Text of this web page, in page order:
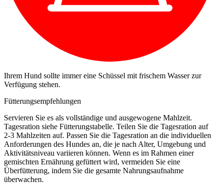
Ihrem Hund sollte immer eine Schüssel mit frischem Wasser zur
Verfügung stehen.
Fütterungsempfehlungen
Servieren Sie es als vollständige und ausgewogene Mahlzeit.
Tagesration siehe Fütterungstabelle. Teilen Sie die Tagesration auf
2-3 Mahlzeiten auf. Passen Sie die Tagesration an die individuellen
Anforderungen des Hundes an, die je nach Alter, Umgebung und
Aktivitätsniveau variieren können. Wenn es im Rahmen einer
gemischten Ernährung gefüttert wird, vermeiden Sie eine
Überfütterung, indem Sie die gesamte Nahrungsaufnahme
überwachen.